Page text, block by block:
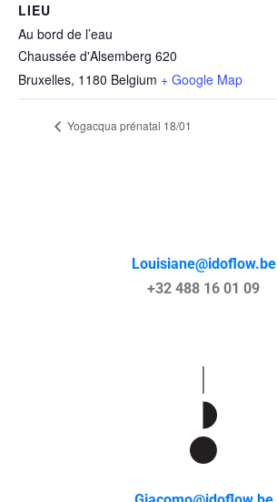
LIEU
Au bord de l’eau
Chaussée d'Alsemberg 620
Bruxelles, 1180 Belgium + Google Map
Yogacqua prénatal 18/01
Louisiane@idoflow.be
+32 488 16 01 09